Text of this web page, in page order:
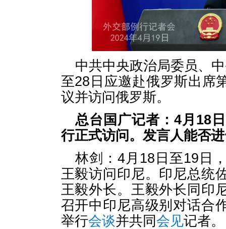
中共中央政治局委员、
至28日应邀赴俄罗斯出席
议并访问俄罗斯。
总台国广记者：4月18
行正式访问。发言人能否
林剑：4月18日至19日
王毅访问印尼。印尼总统
王毅外长。王毅外长同印
召开中印尼高级别对话合
举行会谈并共同会见记者。